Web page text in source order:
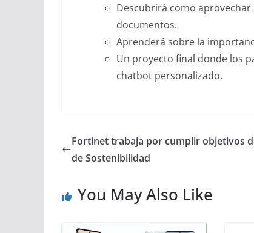
Descubrirá cómo
documentos.
Aprenderá sobre la
Un proyecto final donde los
chatbot personalizado.
Fortinet trabaja por cumplir objetivos
de Sostenibilidad
You May Also Like